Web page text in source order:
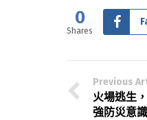
0
Shares
Previous
火場逃生
強防災意識